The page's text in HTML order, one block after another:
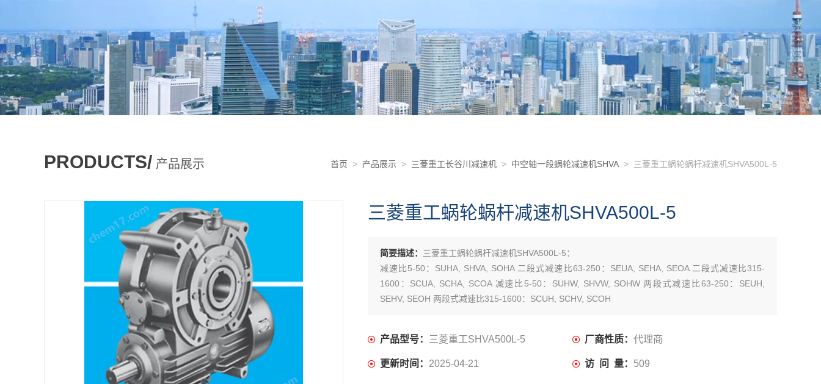
PRODUCTS/ 产品展示 首页 > 产品展示 > 三菱重工长谷川减速机 > 中空轴一段蜗轮减速机SHVA > 三菱重工蜗轮蜗杆减速机SHVA500L-5
三菱重工蜗轮蜗杆减速机SHVA500L-5
简要描述： 三菱重工蜗轮蜗杆减速机SHVA500L-5：
减速比5-50：SUHA, SHVA, SOHA 二段式减速比63-250：SEUA, SEHA, SEOA 二段式减速比315-
1600：SCUA, SCHA, SCOA 减速比5-50：SUHW, SHVW, SOHW 两段式减速比63-250：SEUH,
SEHV, SEOH 两段式减速比315-1600：SCUH, SCHV, SCOH
产品型号： 三菱重工SHVA500L-5 厂商性质： 代理商
更新时间： 2025-04-21 访 问 量： 509